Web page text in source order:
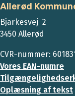
Allerød
Bjarkesvej 2
3450 Allerød
CVR-nummer:
Vores EAN-numre
Oplæsning af tekst